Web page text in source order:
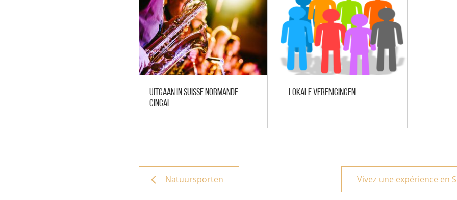
Uitgaan in Suisse Normande -
Cingal
Lokale verenigingen
Natuursporten Vivez une expérience en